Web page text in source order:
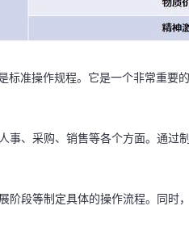
准操作规程。它是一个非常重要
事、采购、销售等各个方面。通过
阶段等制定具体的操作流程。同时